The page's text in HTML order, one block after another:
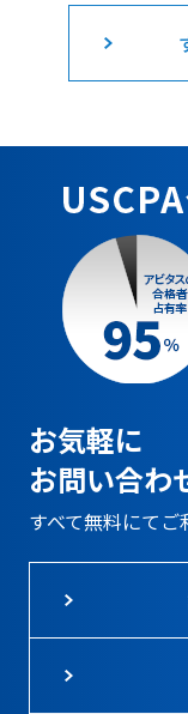
お気軽に
お問い合わ
すべて無料にてご